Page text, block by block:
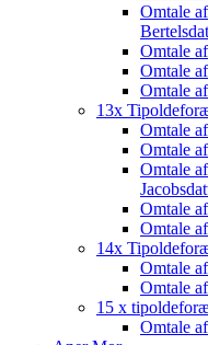
Omtale
Omtale
Omtale
Omtale
13x
Omtale
Omtale
Omtale
Omtale
Omtale
14x
Omtale
Omtale
15 x
Omtale